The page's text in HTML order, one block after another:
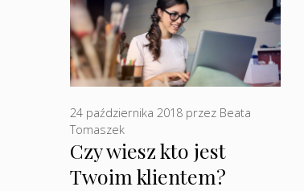
Czy wiesz kto jest
Twoim klientem?
24 października 2018 przez Beata
Tomaszek